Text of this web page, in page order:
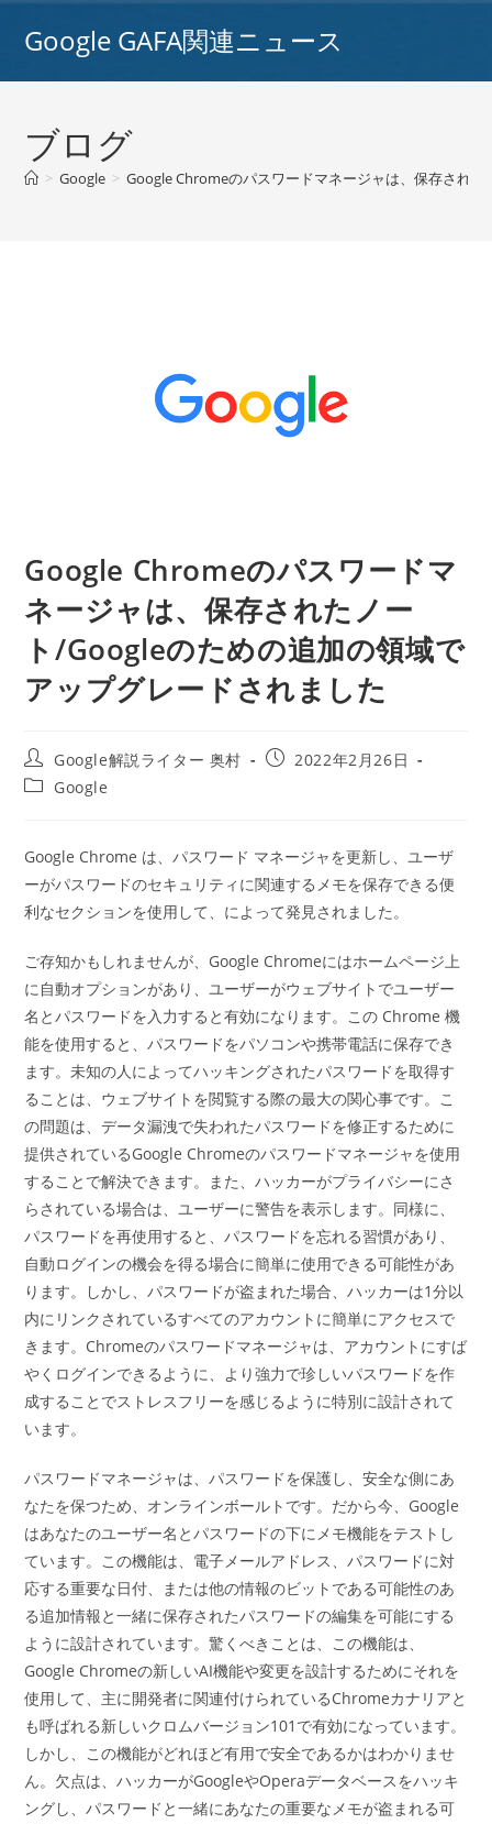
Google GAFA関連ニュース
ブログ
> Google > Google Chromeのパスワードマネージャは、保存され
Google Chromeのパスワードマ
ネージャは、保存されたノー
ト/Googleのための追加の領域で
アップグレードされました
投
稿
者:
Google解説ライター 奥村
投
2022年2月26日
投
テ
ゴ
リ
ー:
Google
Google Chrome は、パスワード マネージャを更新し、ユーザ
ーがパスワードのセキュリティに関連するメモを保存できる便
利なセクションを使用して、によって発見されました。
ご存知かもしれませんが、Google Chromeにはホームページ上
に自動オプションがあり、ユーザーがウェブサイトでユーザー
名とパスワードを入力すると有効になります。この Chrome 機
能を使用すると、パスワードをパソコンや携帯電話に保存でき
ます。未知の人によってハッキングされたパスワードを取得す
ることは、ウェブサイトを閲覧する際の最大の関心事です。こ
の問題は、データ漏洩で失われたパスワードを修正するために
提供されているGoogle Chromeのパスワードマネージャを使用
することで解決できます。また、ハッカーがプライバシーにさ
らされている場合は、ユーザーに警告を表示します。同様に、
パスワードを再使用すると、パスワードを忘れる習慣があり、
自動ログインの機会を得る場合に簡単に使用できる可能性があ
ります。しかし、パスワードが盗まれた場合、ハッカーは1分以
内にリンクされているすべてのアカウントに簡単にアクセスで
きます。Chromeのパスワードマネージャは、アカウントにすば
やくログインできるように、より強力で珍しいパスワードを作
成することでストレスフリーを感じるように特別に設計されて
います。
パスワードマネージャは、パスワードを保護し、安全な側にあ
なたを保つため、オンラインボールトです。だから今、Google
はあなたのユーザー名とパスワードの下にメモ機能をテストし
ています。この機能は、電子メールアドレス、パスワードに対
応する重要な日付、または他の情報のビットである可能性のあ
る追加情報と一緒に保存されたパスワードの編集を可能にする
ように設計されています。驚くべきことは、この機能は、
Google Chromeの新しいAI機能や変更を設計するためにそれを
使用して、主に開発者に関連付けられているChromeカナリアと
も呼ばれる新しいクロムバージョン101で有効になっています。
しかし、この機能がどれほど有用で安全であるかはわかりませ
ん。欠点は、ハッカーがGoogleやOperaデータベースをハッキ
ングし、パスワードと一緒にあなたの重要なメモが盗まれる可